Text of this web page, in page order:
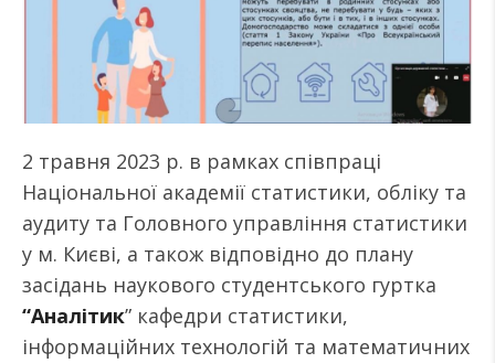
2 травня 2023 р. в рамках співпраці
Національної академії статистики, обліку та
аудиту та Головного управління статистики
у м. Києві, а також відповідно до плану
засідань наукового студентського гуртка
“Аналітик” кафедри статистики,
інформаційних технологій та математичних